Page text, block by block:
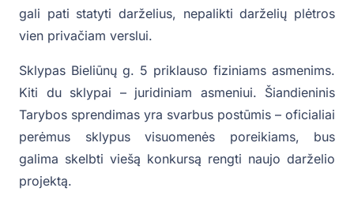
gali pati statyti darželius, nepalikti darželių plėtros
vien privačiam verslui.
Sklypas Bieliūnų g. 5 priklauso fiziniams asmenims.
Kiti du sklypai – juridiniam asmeniui. Šiandieninis
Tarybos sprendimas yra svarbus postūmis – oficialiai
perėmus sklypus visuomenės poreikiams, bus
galima skelbti viešą konkursą rengti naujo darželio
projektą.